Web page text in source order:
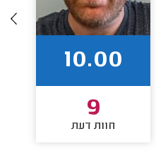
10.00
9
חוות דעת